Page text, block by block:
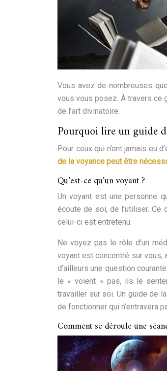
Vous avez de nombreuses
vous vous posez. À travers ce
de l’art divinatoire.
Pourquoi lire un guide
Pour ceux qui n’ont jamais eu
de la voyance peut être
Qu’est-ce qu’un voyant ?
Un voyant est une personne
écoute de soi, de l’utiliser.
celui-ci est entretenu.
Ne voyez pas le rôle d’un
voyant est concentré sur vous,
d’ailleurs une question
le « voient » pas, ils le
travailler sur soi. Un guide de
de fonctionner qui n’entravera
Comment se déroule une